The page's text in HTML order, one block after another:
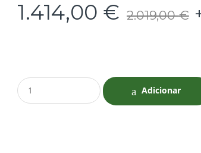
1.414,00 € 2.019,00€
Q
u
Adicionar